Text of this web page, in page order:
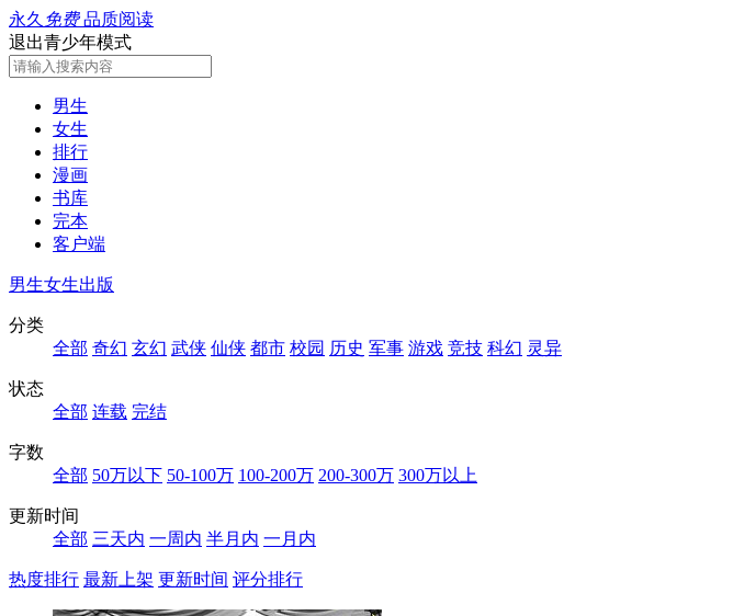
永久 免费品质阅读
退出青少年模式
男生
女生
排行
漫画
书库
完本
客户端
男生女生出版
分类
全部 奇幻 玄幻 武侠 仙侠 都市 校园 历史 军事 游戏 竞技 科幻 灵异
状态
全部 连载 完结
字数
全部 50万以下 50-100万 100-200万 200-300万 300万以上
更新时间
全部 三天内 一周内 半月内 一月内
热度排行 最新上架 更新时间 评分排行